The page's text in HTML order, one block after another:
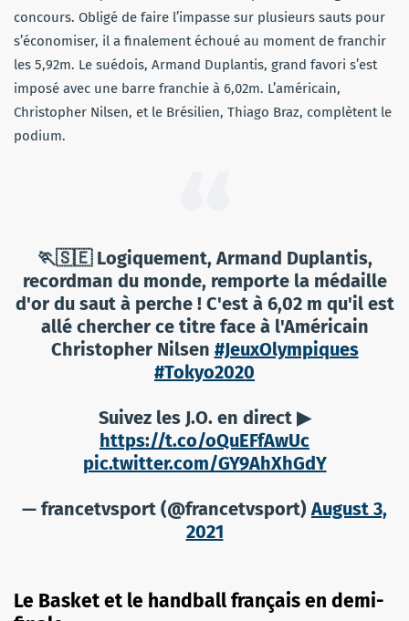
concours. Obligé de faire l’impasse sur plusieurs sauts pour
s’économiser, il a finalement échoué au moment de franchir
les 5,92m. Le suédois, Armand Duplantis, grand favori s’est
imposé avec une barre franchie à 6,02m. L’américain,
Christopher Nilsen, et le Brésilien, Thiago Braz, complètent le
podium.
🏃🇸🇪 Logiquement, Armand Duplantis,
recordman du monde, remporte la médaille
d'or du saut à perche ! C'est à 6,02 m qu'il est
allé chercher ce titre face à l'Américain
Christopher Nilsen #JeuxOlympiques
#Tokyo2020
Suivez les J.O. en direct ▶
https://t.co/oQuEFfAwUc
pic.twitter.com/GY9AhXhGdY
— francetvsport (@francetvsport)August 3,
2021
Le Basket et le handball français en demi-